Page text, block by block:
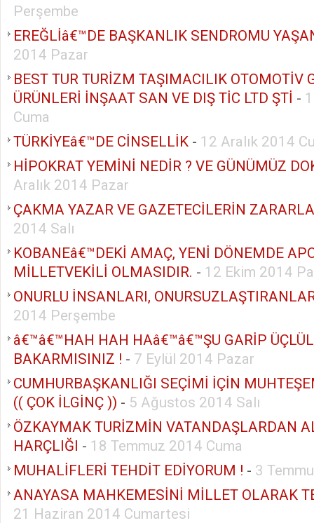
Perşembe
EREĞLİâ€™DE BAŞKANLIK SENDROMU
2014 Pazar
BEST TUR TURİZM TAŞIMACILIK OTOMOTİV
ÜRÜNLERİ İNŞAAT SAN VE DIŞ TİC LTD ŞTİ -
Cuma
TÜRKİYEâ€™DE CİNSELLİK - 12 Aralık 2014
HİPOKRAT YEMİNİ NEDİR ? VE GÜNÜMÜZ
Aralık 2014 Pazar
ÇAKMA YAZAR VE GAZETECİLERİN
2014 Salı
KOBANEâ€™DEKİ AMAÇ, YENİ DÖNEMDE
MİLLETVEKİLİ OLMASIDIR. - 12 Ekim 2014
ONURLU İNSANLARI,
2014 Perşembe
â€™â€™HAH HAH HAâ€™â€™ŞU GARİP
BAKARMISINIZ ! - 7 Eylül 2014 Pazar
CUMHURBAŞKANLIĞI SEÇİMİ İÇİN
(( ÇOK İLGİNÇ )) - 5 Ağustos 2014 Salı
ÖZKAYMAK TURİZMİN VATANDAŞLARDAN
HARÇLIĞI - 18 Temmuz 2014 Cuma
MUHALİFLERİ TEHDİT EDİYORUM ! - 3
ANAYASA MAHKEMESİNİ MİLLET OLARAK
21 Haziran 2014 Cumartesi